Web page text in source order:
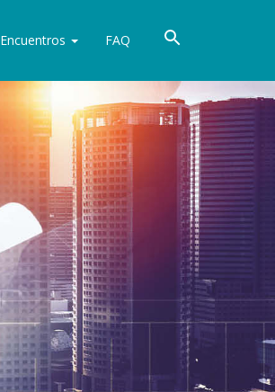
Encuentros FAQ